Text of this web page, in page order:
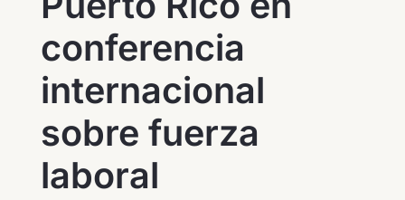
conferencia
internacional
sobre fuerza
laboral